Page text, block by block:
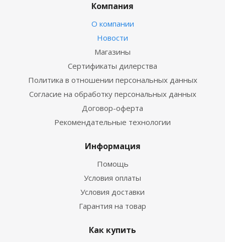
Компания
О компании
Новости
Магазины
Сертификаты дилерства
Политика в отношении персональных данных
Согласие на обработку персональных данных
Договор-оферта
Рекомендательные технологии
Информация
Помощь
Условия оплаты
Условия доставки
Гарантия на товар
Как купить